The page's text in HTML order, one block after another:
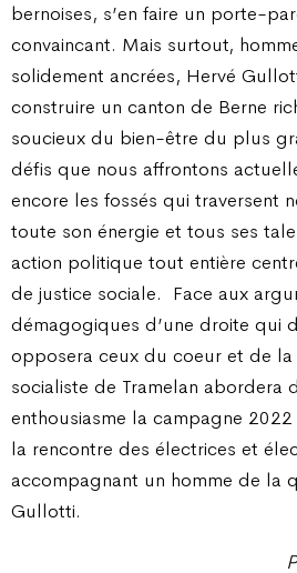
bernoises, s’en faire un porte-
convaincant. Mais surtout,
solidement ancrées, Hervé
construire un canton de Berne
soucieux du bien-être du plus
défis que nous affrontons
encore les fossés qui traversent
toute son énergie et tous ses
action politique tout entière
de justice sociale. Face aux
démagogiques d’une droite qui
opposera ceux du coeur et de la
socialiste de Tramelan abordera
enthousiasme la campagne
la rencontre des électrices et
accompagnant un homme de la
Gullotti.